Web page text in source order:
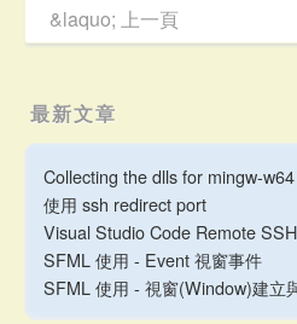
&laquo; 上一頁
最新文章
Collecting the dlls for mingw-
使用 ssh redirect port
Visual Studio Code Remote
SFML 使用 - Event 視窗事件
SFML 使用 - 視窗(Window)建立